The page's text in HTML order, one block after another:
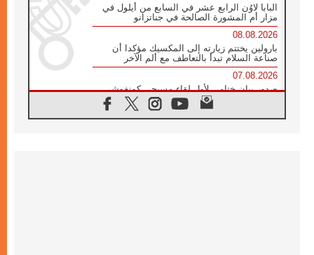
البابا لاوُن الرابع عشر في السابع من أيلول في
مزار أم المشورة الصالحة في جناتزانو
08.08.2026
بارولين يختتم زيارته إلى المكسيك مؤكدا أن
صناعة السلام تبدأ بالتعاطف مع ألم الآخر
07.08.2026
صدور بيان ختامي لأول لقاء مسيحي كونفوشي
بمشاركة الدائرة الفاتيكانية للحوار بين الأديان
07.08.2026